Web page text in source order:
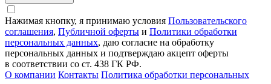
Нажимая кнопку, я принимаю условия Пользовательского
соглашения, Публичной оферты и Политики обработки
персональных данных, даю согласие на обработку
персональных данных и подтверждаю акцепт оферты
в соответствии со ст. 438 ГК РФ.
О компании Контакты Политика обработки персональных